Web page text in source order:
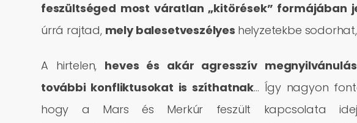
feszültséged most váratlan „kitörések” formájában
úrrá rajtad, mely balesetveszélyes helyzetekbe
A hirtelen, heves és akár agresszív
további konfliktusokat is szíthatnak… Így nagyon
hogy a Mars és Merkúr feszült kapcsolata